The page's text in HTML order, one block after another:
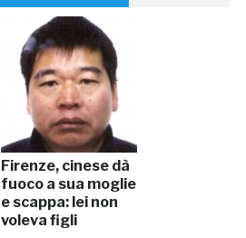
Firenze, cinese dà
fuoco a sua moglie
e scappa: lei non
voleva figli